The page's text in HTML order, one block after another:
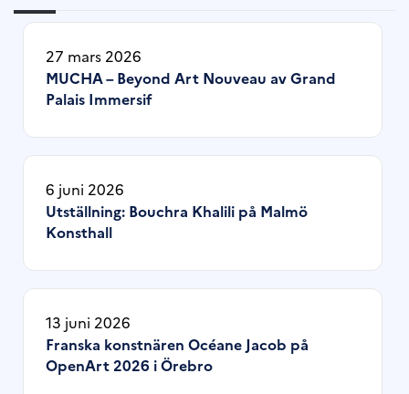
27 mars 2026
MUCHA – Beyond Art Nouveau av Grand
Palais Immersif
6 juni 2026
Utställning: Bouchra Khalili på Malmö
Konsthall
13 juni 2026
Franska konstnären Océane Jacob på
OpenArt 2026 i Örebro